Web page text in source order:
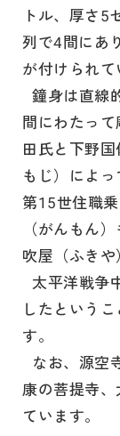
トル、厚さ5
列で4間にあ
が付けられて
鐘身は直線
間にわたっ
田氏と下野
もじ）によ
第15世住職
（がんもん
吹屋（ふきや
太平洋戦争
したという
す。
なお、源空
康の菩提寺
ています。